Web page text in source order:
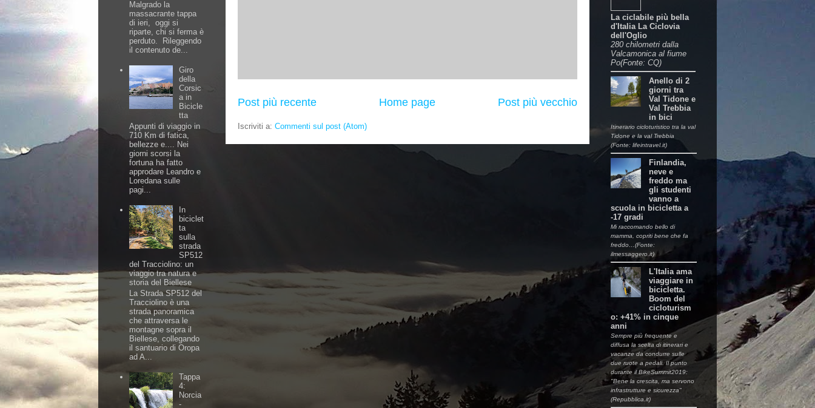
Post più recente Post più vecchio
Home page
Iscriviti a: Commenti sul post (Atom)
Malgrado la
massacrante tappa
di ieri, oggi si
riparte, chi si ferma è
perduto. Rileggendo
il contenuto de...
Giro
della
Corsic
a in
Bicicle
tta
Appunti di viaggio in
710 Km di fatica,
bellezze e.... Nei
giorni scorsi la
fortuna ha fatto
approdare Leandro e
Loredana sulle
pagi...
In
biciclet
ta
sulla
strada
SP512
del Tracciolino: un
viaggio tra natura e
storia del Biellese
La Strada SP512 del
Tracciolino è una
strada panoramica
che attraversa le
montagne sopra il
Biellese, collegando
il santuario di Oropa
ad A...
Tappa
4:
Norcia
-
La ciclabile più bella
d'Italia La Ciclovia
dell'Oglio
280 chilometri dalla
Valcamonica al fiume
Po(Fonte: CQ)
Anello di 2
giorni tra
Val Tidone e
Val Trebbia
in bici
Itinerario cicloturistico tra la val
Tidone e la val Trebbia
(Fonte: lifeintravel.it)
Finlandia,
neve e
freddo ma
gli studenti
vanno a
scuola in bicicletta a
-17 gradi
Mi raccomando bello di
mamma, copriti bene che fa
freddo…(Fonte:
ilmessaggero.it)
L'Italia ama
viaggiare in
bicicletta.
Boom del
cicloturism
o: +41% in cinque
anni
Sempre più frequente e
diffusa la scelta di itinerari e
vacanze da condurre sulle
due ruote a pedali. Il punto
durante il BikeSummit2019:
"Bene la crescita, ma servono
infrastrutture e sicurezza"
(Repubblica.it)